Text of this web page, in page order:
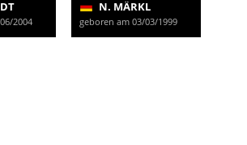
2004
N. MÄRKL
geboren am 03/03/1999